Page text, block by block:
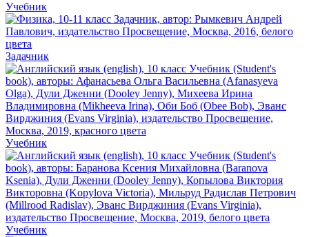
Учебник
Задачник
Учебник
Учебник